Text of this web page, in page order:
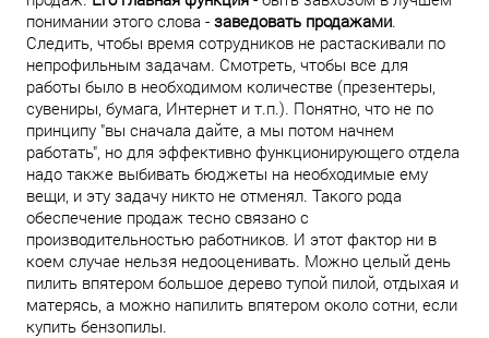
понимании этого слова - заведовать продажами.
Следить, чтобы время сотрудников не растаскивали по
непрофильным задачам. Смотреть, чтобы все для
работы было в необходимом количестве (презентеры,
сувениры, бумага, Интернет и т.п.). Понятно, что не по
принципу "вы сначала дайте, а мы потом начнем
работать", но для эффективно функционирующего отдела
надо также выбивать бюджеты на необходимые ему
вещи, и эту задачу никто не отменял. Такого рода
обеспечение продаж тесно связано с
производительностью работников. И этот фактор ни в
коем случае нельзя недооценивать. Можно целый день
пилить впятером большое дерево тупой пилой, отдыхая и
матерясь, а можно напилить впятером около сотни, если
купить бензопилы.